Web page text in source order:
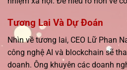
Tương Lai Và Dự Đoán
Nhìn về tương lai, CEO Lữ Phan
công nghệ AI và blockchain sẽ
doanh. Ông khuyên các doanh